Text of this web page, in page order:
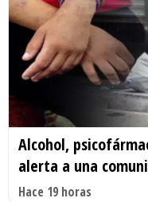
Alcohol,
alerta a una
Hace 19 horas